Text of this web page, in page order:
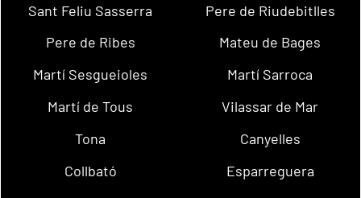
Sant Feliu Sasserra
Pere de Riudebitlles
Pere de Ribes
Mateu de Bages
Martí Sesgueioles
Martí Sarroca
Martí de Tous
Vilassar de Mar
Tona
Canyelles
Collbató
Esparreguera